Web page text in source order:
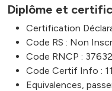
Diplôme et
Certification
Code RS : Non
Code RNCP : 37632
Code Certif Info :
Equivalences,